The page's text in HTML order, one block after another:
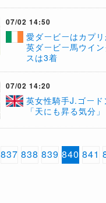
07/02 14:50
愛ダービーはカプ
英ダービー馬ウイ
スは3着
07/02 14:20
英女性騎手J.ゴー
「天にも昇る気分」
837 838 839 840 841